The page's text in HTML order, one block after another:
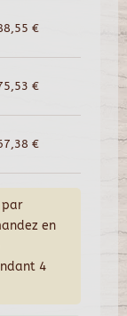
€
€
€
par
en
4